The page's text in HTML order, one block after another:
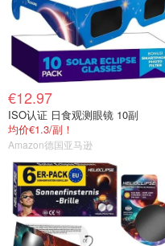
€12.97
ISO认证 日食观测眼镜 10副
均价€1.3/副！
Amazon德国亚马逊